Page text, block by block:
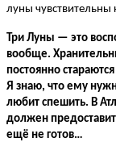
луны чувствительны
Три Луны — это
вообще.
постоянно
Я знаю, что ему
любит спешить. В
должен
ещё не готов…